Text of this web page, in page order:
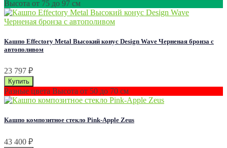
Высота от 75 до 97 см
Кашпо Effectory Metal Высокий конус Design Wave Черненая бронза с
автополивом
23 797 ₽
Разные цвета Высота от 50 до 70 см
Кашпо композитное стекло Pink-Apple Zeus
43 400 ₽